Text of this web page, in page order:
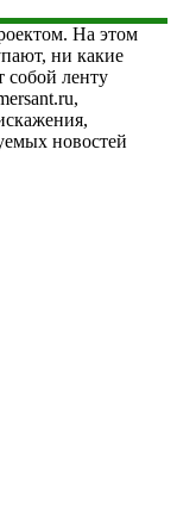
На этом
ни какие
собой ленту
новостей